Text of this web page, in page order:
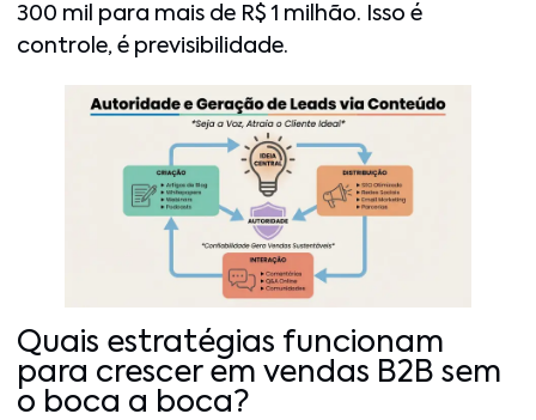
300 mil para mais de R$ 1 milhão. Isso é
controle, é previsibilidade.
Quais estratégias funcionam
para crescer em vendas B2B sem
o boca a boca?